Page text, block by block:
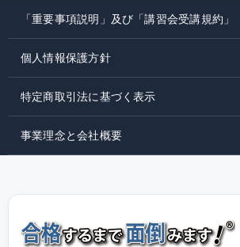
「重要事項説明」及び「講習会受講規約」
個人情報保護方針
特定商取引法に基づく表示
事業理念と会社概要